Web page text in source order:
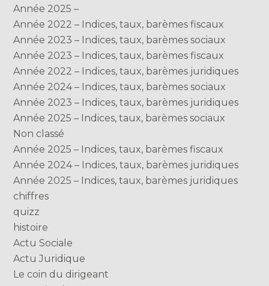
Année 2025 –
Année 2022 – Indices, taux, barèmes fiscaux
Année 2023 – Indices, taux, barèmes sociaux
Année 2023 – Indices, taux, barèmes fiscaux
Année 2022 – Indices, taux, barèmes juridiques
Année 2024 – Indices, taux, barèmes sociaux
Année 2023 – Indices, taux, barèmes juridiques
Année 2025 – Indices, taux, barèmes sociaux
Non classé
Année 2025 – Indices, taux, barèmes fiscaux
Année 2024 – Indices, taux, barèmes juridiques
Année 2025 – Indices, taux, barèmes juridiques
chiffres
quizz
histoire
Actu Sociale
Actu Juridique
Le coin du dirigeant